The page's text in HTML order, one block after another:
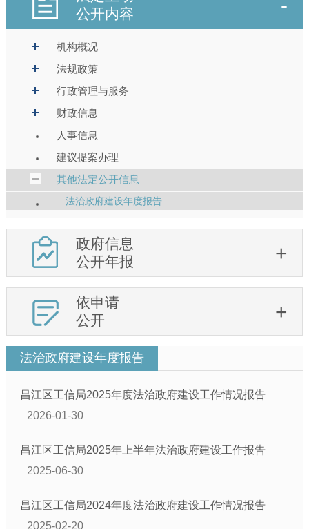
公开内容
机构概况
法规政策
行政管理与服务
财政信息
人事信息
建议提案办理
其他法定公开信息
法治政府建设年度报告
政府信息
公开年报
依申请
公开
法治政府建设年度报告
昌江区工信局2025年度法治政府建设工作情况报告
2026-01-30
昌江区工信局2025年上半年法治政府建设工作报告
2025-06-30
昌江区工信局2024年度法治政府建设工作情况报告
2025-02-20